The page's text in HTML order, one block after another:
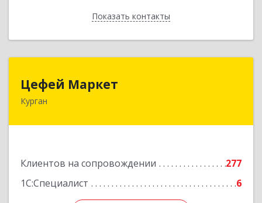
Показать контакты
Назад
Цефей Маркет
Курган
Клиентов на сопровождении
277
1С:Специалист
6
640002, Курганская обл, Курган г, М.Горького